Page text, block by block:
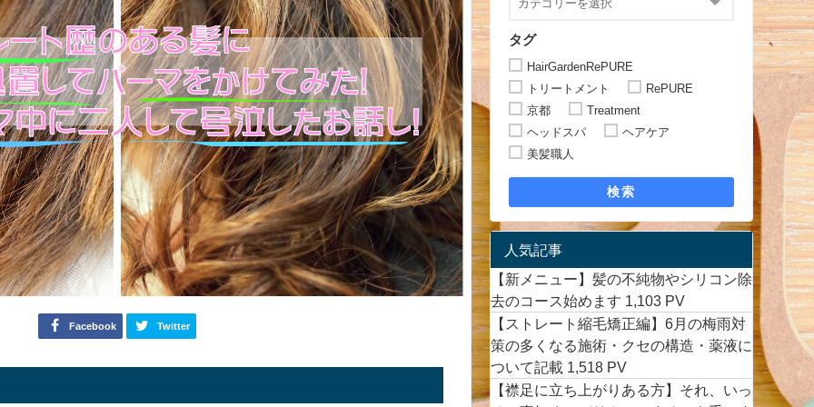
Facebook Twitter
タグ
HairGardenRePURE
トリートメント
RePURE
京都
Treatment
ヘッドスパ
ヘアケア
美髪職人
検索
人気記事
【新メニュー】髪の不純物やシリコン除
去のコース始めます 1,103 PV
【ストレート縮毛矯正編】6月の梅雨対
策の多くなる施術・クセの構造・薬液に
ついて記載 1,518 PV
【襟足に立ち上がりある方】それ、いっ